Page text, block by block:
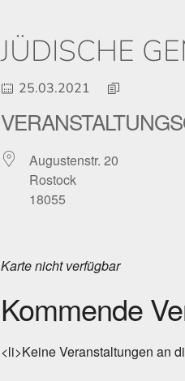
JÜDISCHE
25.03.2021
Augustenstr. 20
Rostock
18055
Karte nicht verfügbar
Kommende
<li>Keine Veranstaltungen an